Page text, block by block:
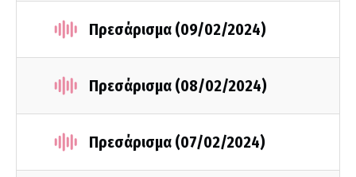
Πρεσάρισμα (09/02/2024)
Πρεσάρισμα (08/02/2024)
Πρεσάρισμα (07/02/2024)